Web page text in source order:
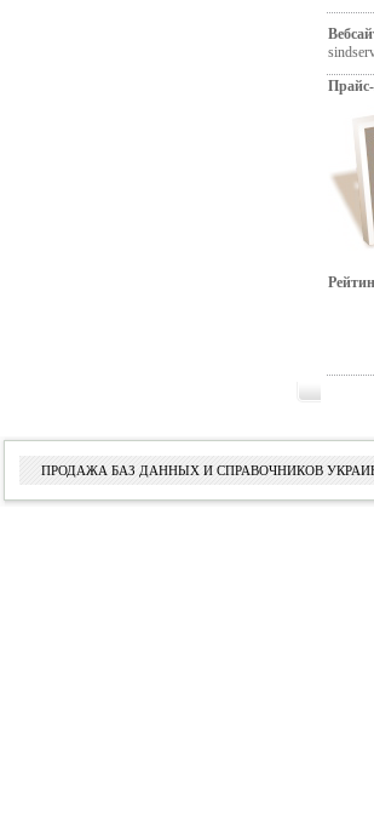
ПРОДАЖА БАЗ ДАННЫХ И СПРАВОЧНИКОВ